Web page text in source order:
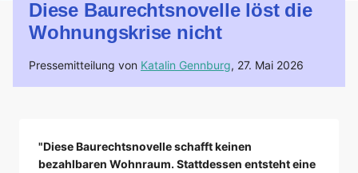
Diese Baurechtsnovelle löst die
Wohnungskrise nicht
Pressemitteilung von Katalin Gennburg, 27. Mai 2026
"Diese Baurechtsnovelle schafft keinen
bezahlbaren Wohnraum. Stattdessen entsteht eine